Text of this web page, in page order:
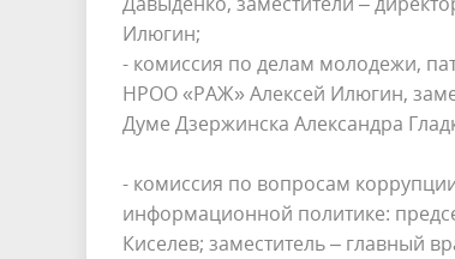
Илюгин;
- комиссия по делам молодежи,
НРОО «РАЖ» Алексей Илюгин,
Думе Дзержинска Александра
- комиссия по вопросам
информационной политике:
Киселев; заместитель – главный